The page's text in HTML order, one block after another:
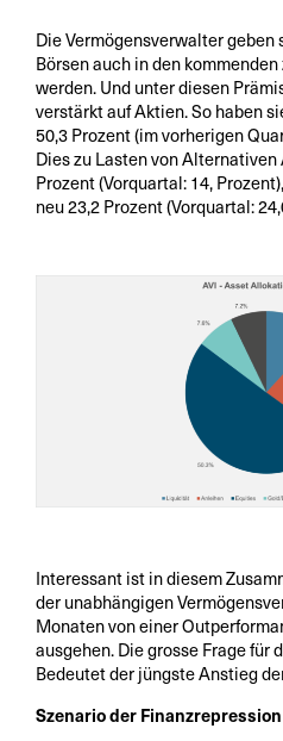
Die Vermögensverwalter
Börsen auch in den
werden. Und unter diesen
verstärkt auf Aktien. So haben
50,3 Prozent (im vorherigen
Dies zu Lasten von
Prozent (Vorquartal: 14,
neu 23,2 Prozent (Vorquartal:
Interessant ist in diesem
der unabhängigen
Monaten von einer
ausgehen. Die grosse Frage
Bedeutet der jüngste Anstieg
Szenario der